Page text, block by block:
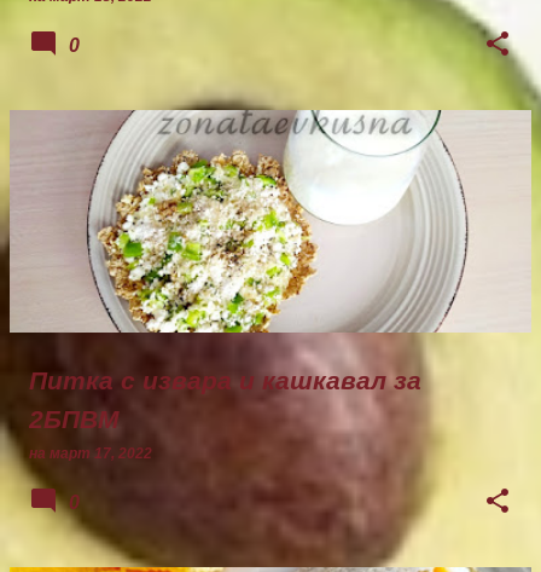
0
Питка с извара и кашкавал за
2БПВМ
на март 17, 2022
0